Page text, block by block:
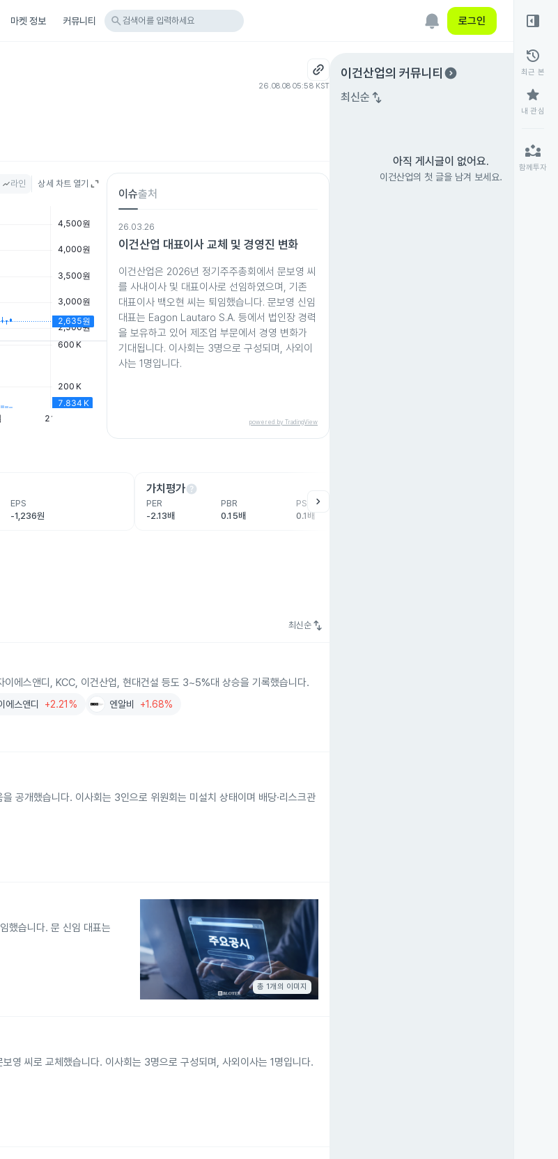
마켓 정보 커뮤니티 search 검색어를 입력하세요 로그인
26.08.08 05:59 KST
라인 상세 차트 열기
이슈출처
26.03.26
이건산업 대표이사 교체 및 경영진 변화
이건산업은 2026년 정기주주총회에서 문보영 씨
를 사내이사 및 대표이사로 선임하였으며, 기존
대표이사 백오현 씨는 퇴임했습니다. 문보영 신임
대표는 Eagon Lautaro S.A. 등에서 법인장 경력
을 보유하고 있어 제조업 부문에서 경영 변화가
기대됩니다. 이사회는 3명으로 구성되며, 사외이
사는 1명입니다.
powered by TradingView
EPS
-1,236원
가치평가help
PER
-2.13배
PBR
0.15배
PSR
0.1배
chevron_right
최신순 swap_vert
에스앤디, KCC, 이건산업, 현대건설 등도 3~5%대 상승을 기록했습니다.
에스앤디 +2.21% 엔알비 +1.68%
공개했습니다. 이사회는 3인으로 위원회는 미설치 상태이며 배당·리스크관
했습니다. 문 신임 대표는
총 1개의 이미지
영 씨로 교체했습니다. 이사회는 3명으로 구성되며, 사외이사는 1명입니다.
이건산업의 커뮤니티 expand_circle_right
최신순 swap_vert
아직 게시글이 없어요.
이건산업의 첫 글을 남겨 보세요.
right_panel_open
history
최근 본
star
내 관심
partner_exchange
함께투자